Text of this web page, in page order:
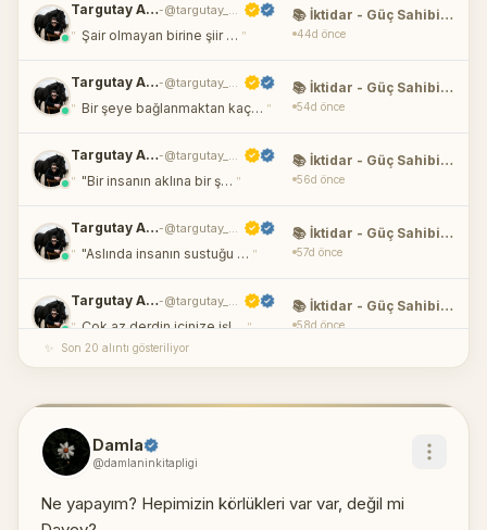
Targutay Alaz- @targutay_alaz
" Şair olmayan birine şiir … "
📚 İktidar - Güç Sahibi Olmanın 48 Yasası
44d önce
Targutay Alaz- @targutay_alaz
" Bir şeye bağlanmaktan kaç… "
📚 İktidar - Güç Sahibi Olmanın 48 Yasası
54d önce
Targutay Alaz- @targutay_alaz
" "Bir insanın aklına bir ş… "
📚 İktidar - Güç Sahibi Olmanın 48 Yasası
56d önce
Targutay Alaz- @targutay_alaz
" "Aslında insanın sustuğu … "
📚 İktidar - Güç Sahibi Olmanın 48 Yasası
57d önce
Targutay Alaz- @targutay_alaz
" Çok az derdin içinize işl…"
📚 İktidar - Güç Sahibi Olmanın 48 Yasası
58d önce
Toplum cesur düşünceler t…
Targutay Alaz
" Sizi diğerlerinden ayıran…
✨ Son 20 alıntı gösteriliyor
Damla
@damlaninkitapligi
Ne yapayım? Hepimizin körlükleri var var, değil mi